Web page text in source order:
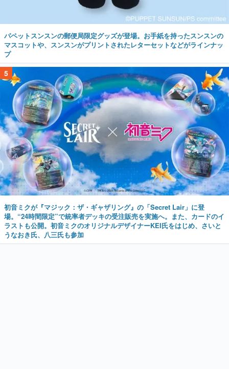
パペットスンスンの郵便局限定グッズが登場。お手紙を持ったスンスンの
マスコットや、スンスンがプリントされたレターセットなどがラインナッ
プ
5
初音ミクが『マジック：ザ・ギャザリング』の「Secret Lair」に登
場。“24時間限定”で統率者デッキの受注販売を実施へ。また、カードのイ
ラストも公開。初音ミクのオリジナルデザイナーKEI氏をはじめ、さいと
うなおき氏、八三氏も参加